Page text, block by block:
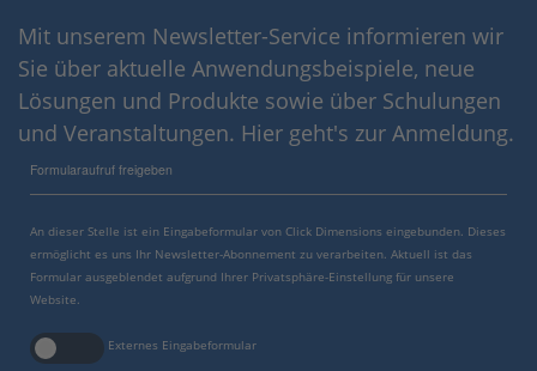
Mit unserem Newsletter-Service informieren wir
Sie über aktuelle Anwendungsbeispiele, neue
Lösungen und Produkte sowie über Schulungen
und Veranstaltungen. Hier geht's zur Anmeldung.
Formularaufruf freigeben
An dieser Stelle ist ein Eingabeformular von Click Dimensions eingebunden. Dieses
ermöglicht es uns Ihr Newsletter-Abonnement zu verarbeiten. Aktuell ist das
Formular ausgeblendet aufgrund Ihrer Privatsphäre-Einstellung für unsere
Website.
Externes Eingabeformular